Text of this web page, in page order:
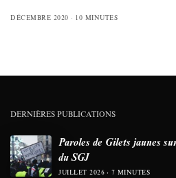
DÉCEMBRE 2020 10 MINUTES
DERNIÈRES PUBLICATIONS
Paroles de Gilets jaunes
du SGJ
JUILLET 2026 7 MINUTES